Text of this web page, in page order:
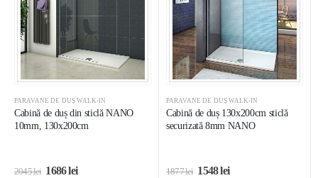
PARAVANE DE DUȘ WALK-IN
Cabină de duș din sticlă NANO
10mm, 130x200cm
2045lei 1686lei
PARAVANE DE DUȘ WALK-IN
Cabină de duș 130x200cm sticlă
securizată 8mm NANO
1877lei 1548lei